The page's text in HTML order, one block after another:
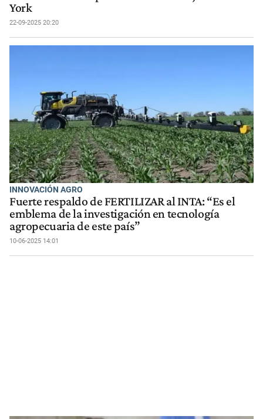
York
22-09-2025 20:20
INNOVACIÓN AGRO
Fuerte respaldo de FERTILIZAR al INTA: “Es el
emblema de la investigación en tecnología
agropecuaria de este país”
10-06-2025 14:01